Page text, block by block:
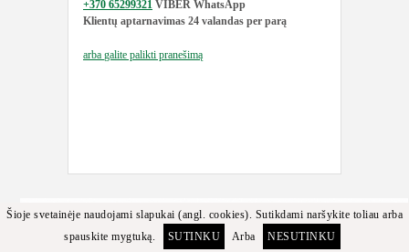
+370 65299321 VIBER WhatsApp
Klientų aptarnavimas 24 valandas per parą
arba galite palikti pranešimą
Šioje svetainėje naudojami slapukai (angl. cookies). Sutikdami naršykite toliau arba
spauskite mygtuką.
SUTINKU Arba NESUTINKU